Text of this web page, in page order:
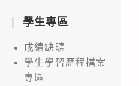
學生專區
成績缺曠
學生學習歷程檔案
專區